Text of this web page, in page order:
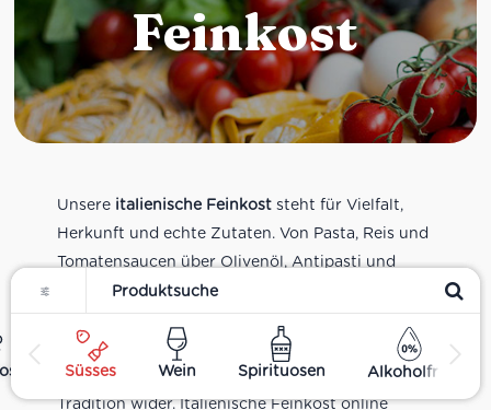
Süsses Wein Spirituosen Alkoholfrei
Feinkost
Unsere italienische Feinkoststeht für Vielfalt,
Herkunft und echte Zutaten. Von Pasta, Reis und
Tomatensaucen über Olivenöl, Antipasti und
Pesto bis zu Balsamico und Spezialitäten aus
verschiedenen Regionen Italiens. Alle Produkte
sind Teil unseres realen Supermarkt-Sortiments
und spiegeln italienische Alltagsküche und
Tradition wider. Italienische Feinkost online